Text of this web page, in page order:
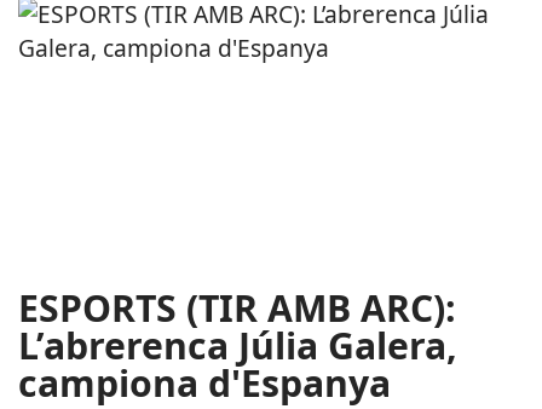
ESPORTS (TIR AMB ARC):
L’abrerenca Júlia Galera,
campiona d'Espanya